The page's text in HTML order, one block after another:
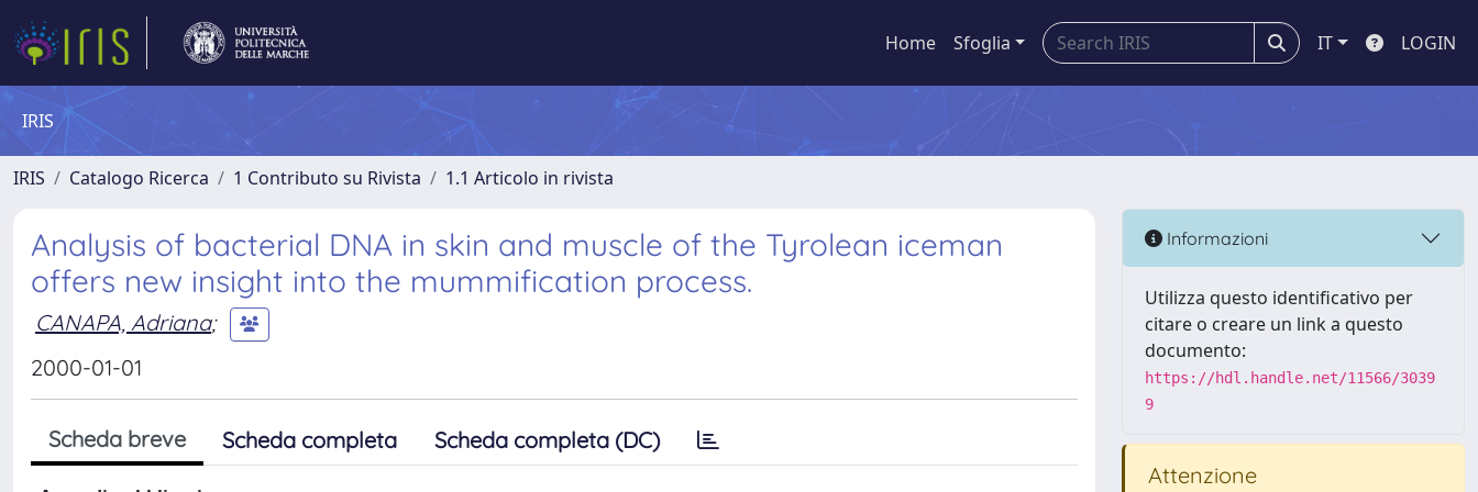
Home Sfoglia IT LOGIN
IRIS
IRIS Catalogo Ricerca 1 Contributo su Rivista 1.1 Articolo in rivista
Analysis of bacterial DNA in skin and muscle of the Tyrolean iceman
offers new insight into the mummification process.
CANAPA, Adriana;
2000-01-01
Scheda breve Scheda completa Scheda completa (DC)
Informazioni
Utilizza questo identificativo per
citare o creare un link a questo
documento:
https://hdl.handle.net/11566/3039
9
Attenzione